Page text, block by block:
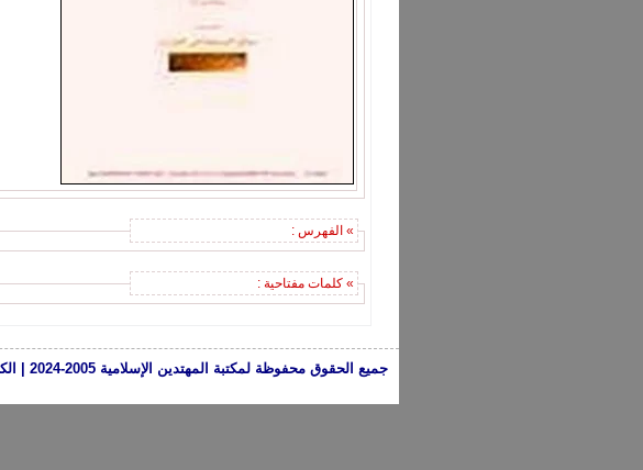
» الفهرس :
» كلمات مفتاحية :
جميع الحقوق محفوظة لمكتبة المهتدين الإسلامية 2005-2024 | الكتب تعبر عن رأي اصحابها فقط.